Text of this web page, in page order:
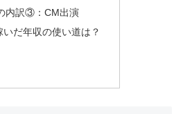
内訳③：CM出演
いだ年収の使い道は？